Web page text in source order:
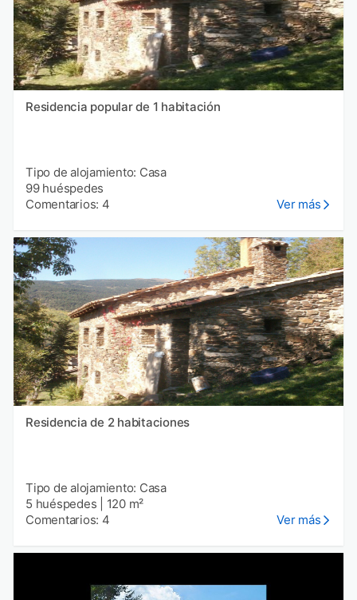
Residencia popular de 1 habitación
Tipo de alojamiento: Casa
99 huéspedes
Comentarios: 4
Ver más
Residencia de 2 habitaciones
Tipo de alojamiento: Casa
5 huéspedes
120 m²
Comentarios: 4
Ver más